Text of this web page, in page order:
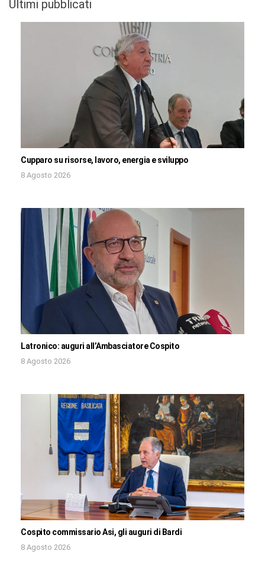
Ultimi pubblicati
Cupparo su risorse, lavoro, energia e sviluppo
8 Agosto 2026
Latronico: auguri all’Ambasciatore Cospito
8 Agosto 2026
Cospito commissario Asi, gli auguri di Bardi
8 Agosto 2026